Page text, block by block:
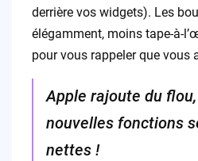
derrière vos widgets). Les
élégamment, moins tape-à-
pour vous rappeler que vous
Apple rajoute du
nouvelles fonctions
nettes !